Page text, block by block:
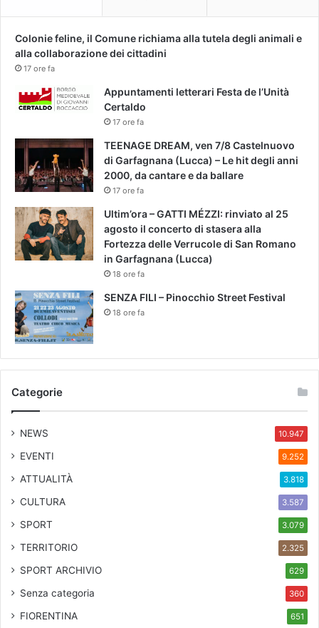
Colonie feline, il Comune richiama alla tutela degli animali e
alla collaborazione dei cittadini
17 ore fa
Appuntamenti letterari Festa de l’Unità
Certaldo
17 ore fa
TEENAGE DREAM, ven 7/8 Castelnuovo
di Garfagnana (Lucca) – Le hit degli anni
2000, da cantare e da ballare
17 ore fa
Ultim’ora – GATTI MÉZZI: rinviato al 25
agosto il concerto di stasera alla
Fortezza delle Verrucole di San Romano
in Garfagnana (Lucca)
18 ore fa
SENZA FILI – Pinocchio Street Festival
18 ore fa
Categorie
NEWS 10.947
EVENTI 9.252
ATTUALITÀ 3.818
CULTURA 3.587
SPORT 3.079
TERRITORIO 2.325
SPORT ARCHIVIO 629
Senza categoria 360
FIORENTINA 651